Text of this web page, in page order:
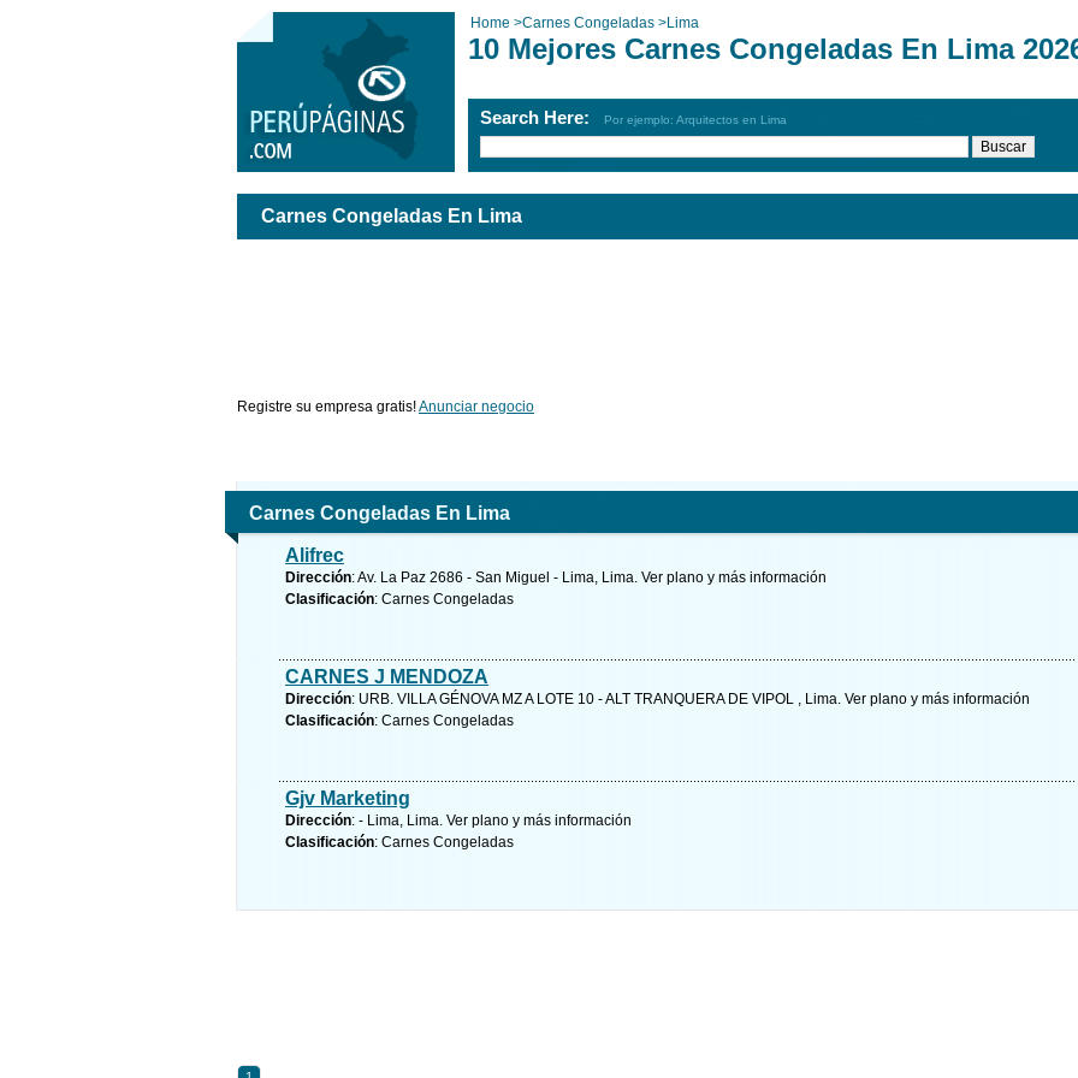
Home >Carnes Congeladas >Lima
10 Mejores Carnes Congeladas En Lima
Search Here: Por ejemplo: Arquitectos en Lima
Carnes Congeladas En Lima
Registre su empresa gratis!Anunciar negocio
Carnes Congeladas En Lima
Alifrec
Dirección: Av. La Paz 2686 - San Miguel - Lima, Lima. Ver plano y más información
Clasificación: Carnes Congeladas
CARNES J MENDOZA
Dirección: URB. VILLA GÉNOVA MZ A LOTE 10 - ALT TRANQUERA DE VIPOL , Lima. Ver plano y más información
Clasificación: Carnes Congeladas
Gjv Marketing
Dirección: - Lima, Lima. Ver plano y más información
Clasificación: Carnes Congeladas